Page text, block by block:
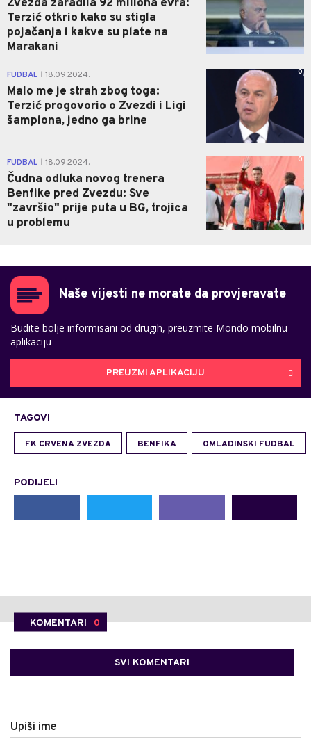
Zvezda zaradila 92 miliona evra:
Terzić otkrio kako su stigla
pojačanja i kakve su plate na
Marakani
FUDBAL 18.09.2024.
Malo me je strah zbog toga:
Terzić progovorio o Zvezdi i Ligi
šampiona, jedno ga brine
0
FUDBAL 18.09.2024.
Čudna odluka novog trenera
Benfike pred Zvezdu: Sve
"završio" prije puta u BG, trojica
u problemu
0
Naše vijesti ne morate da provjeravate
Budite bolje informisani od drugih, preuzmite Mondo mobilnu
aplikaciju
PREUZMI APLIKACIJU
TAGOVI
FK CRVENA ZVEZDA BENFIKA OMLADINSKI FUDBAL
PODIJELI
KOMENTARI 0
SVI KOMENTARI
Upiši ime